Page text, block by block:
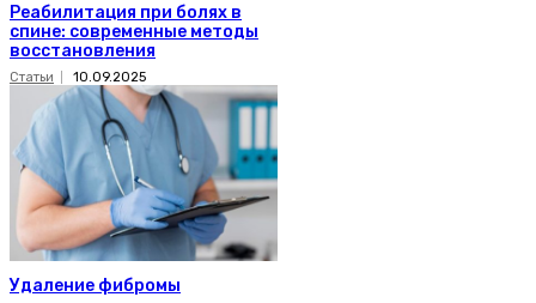
Реабилитация при болях в
спине: современные методы
восстановления
Статьи 10.09.2025
Удаление фибромы